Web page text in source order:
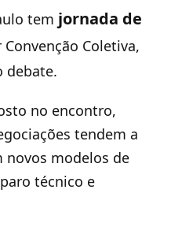
tem jornada de
Coletiva,
debate.
no encontro,
tendem a
novos modelos de
técnico e